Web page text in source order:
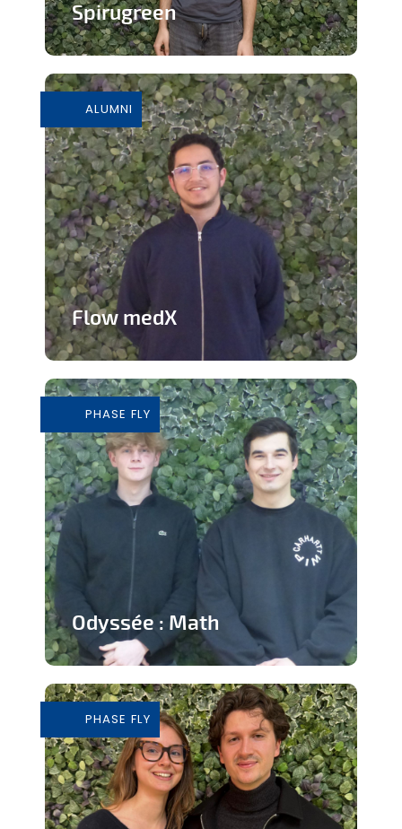
Spirugreen
En savoir plus
ALUMNI
Flow medX
concours de médecine
En savoir plus
PHASE FLY
Odyssée : Math
apprendre les mathématiques
En savoir plus
PHASE FLY